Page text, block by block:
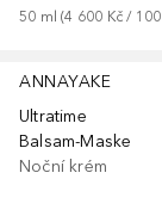
50 ml (4 600 Kč / 100
ANNAYAKE
Ultratime
Balsam-Maske
Noční krém